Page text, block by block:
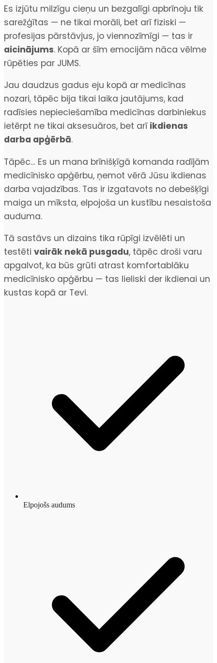
Es izjūtu milzīgu cieņu un bezgalīgi apbrīnoju tik
sarežģītas — ne tikai morāli, bet arī fiziski —
profesijas pārstāvjus, jo viennozīmīgi — tas ir
aicinājums. Kopā ar šīm emocijām nāca vēlme
rūpēties par JUMS.
Jau daudzus gadus eju kopā ar medicīnas
nozari, tāpēc bija tikai laika jautājums, kad
radīsies nepieciešamība medicīnas darbiniekus
ietērpt ne tikai aksesuāros, bet arīikdienas
darba apģērbā.
Tāpēc… Es un mana brīnišķīgā komanda radījām
medicīnisko apģērbu, ņemot vērā Jūsu ikdienas
darba vajadzības. Tas ir izgatavots no debešķīgi
maiga un mīksta, elpojoša un kustību nesaistoša
auduma.
Tā sastāvs un dizains tika rūpīgi izvēlēti un
testēti vairāk nekā pusgadu, tāpēc droši varu
apgalvot, ka būs grūti atrast komfortablāku
medicīnisko apģērbu — tas lieliski der ikdienai un
kustas kopā ar Tevi.
Elpojošs audums